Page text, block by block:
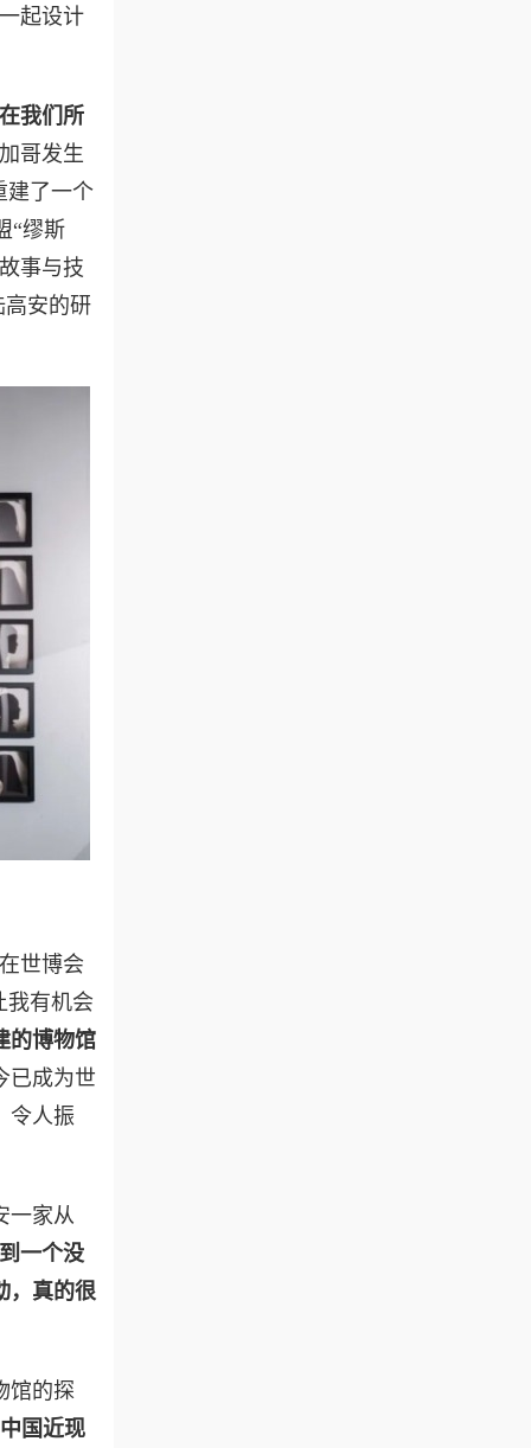
起设计
我们所
哥发生
建了一个
“缪斯
事与技
安的研
世博会
我有机会
的博物馆
已成为世
令人振
一家从
一个没
，真的很
馆的探
国近现